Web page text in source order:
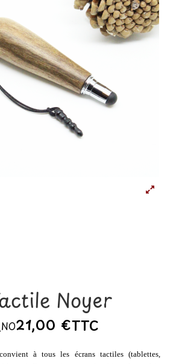
Noyer
21,00 €TTC
à tous les écrans tactiles (tablettes,